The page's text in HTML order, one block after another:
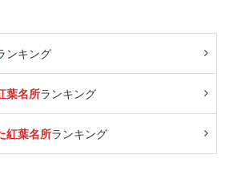
ンキング
葉名所ランキング
紅葉名所ランキング